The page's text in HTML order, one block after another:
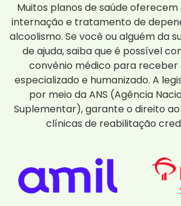
Muitos planos de saúde
internação e tratamento de
alcoolismo. Se você ou alguém da
de ajuda, saiba que é possível
convênio médico para
especializado e humanizado. A
por meio da ANS (Agência
Suplementar), garante o direito
clínicas de reabilitação